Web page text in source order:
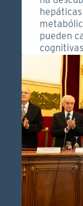
pueden
28 DE